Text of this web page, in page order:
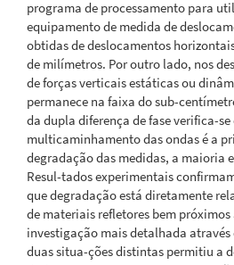
programa de processamento para
equipamento de medida de
obtidas de deslocamentos
de milímetros. Por outro lado, nos
de forças verticais estáticas ou
permanece na faixa do sub-
da dupla diferença de fase verifica-se
multicaminhamento das ondas é a
degradação das medidas, a maioria
Resul-tados experimentais
que degradação está diretamente
de materiais refletores bem próximos
investigação mais detalhada através
duas situa-ções distintas permitiu a